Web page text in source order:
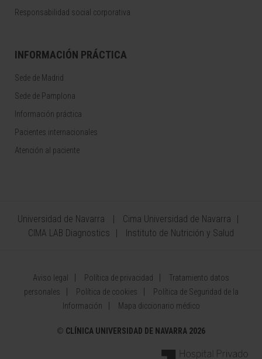
Responsabilidad social corporativa
INFORMACIÓN PRÁCTICA
Sede de Madrid
Sede de Pamplona
Información práctica
Pacientes internacionales
Atención al paciente
Universidad de Navarra
Cima Universidad de Navarra
CIMA LAB Diagnostics
Instituto de Nutrición y Salud
Aviso legal Política de privacidad
Tratamiento datos
personales
Política de cookies
Política de Seguridad de la
Información
Mapa diccionario médico
© CLÍNICA UNIVERSIDAD DE NAVARRA 2026